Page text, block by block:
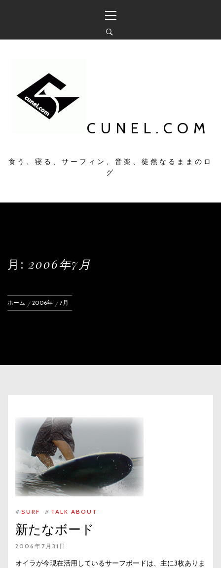
ン
イ
ン
メ
CUNEL.COM
食う、寝る、サーフィン、音楽、徒然なるままのロ
グ
月: 2006年7月
ホーム 2006年 7月
# SURF # TALK ABOUT
新たなボード
2006年7月31日
オイラが今現在活用しているサーフボードは、主に3枚ありま